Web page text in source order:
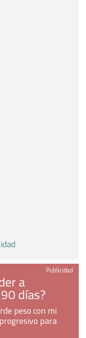
Publicidad
a
días?
peso con mi
para